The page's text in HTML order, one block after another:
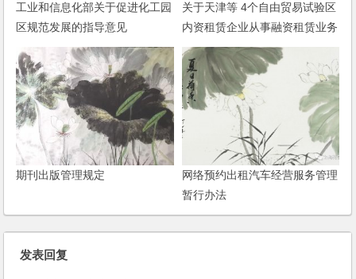
工业和信息化部关于促进化工园
区规范发展的指导意见
关于天津等 4个自由贸易试验区
内资租赁企业从事融资租赁业务
有关问题的通知
期刊出版管理规定
网络预约出租汽车经营服务管理
暂行办法
发表回复